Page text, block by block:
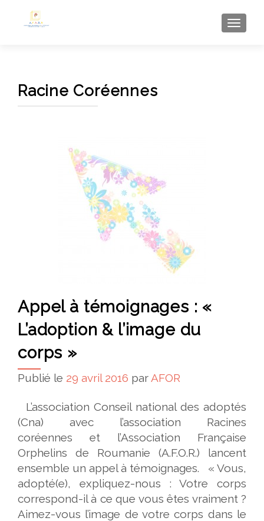
Racine Coréennes
Appel à témoignages : «
L’adoption & l’image du
corps »
Publié le 29 avril 2016 par AFOR
L’association Conseil national des adoptés
(Cna) avec l’association Racines
coréennes et l’Association Française
Orphelins de Roumanie (A.F.O.R.) lancent
ensemble un appel à témoignages. « Vous,
adopté(e), expliquez-nous : Votre corps
correspond-il à ce que vous êtes vraiment ?
Aimez-vous l’image de votre corps dans le